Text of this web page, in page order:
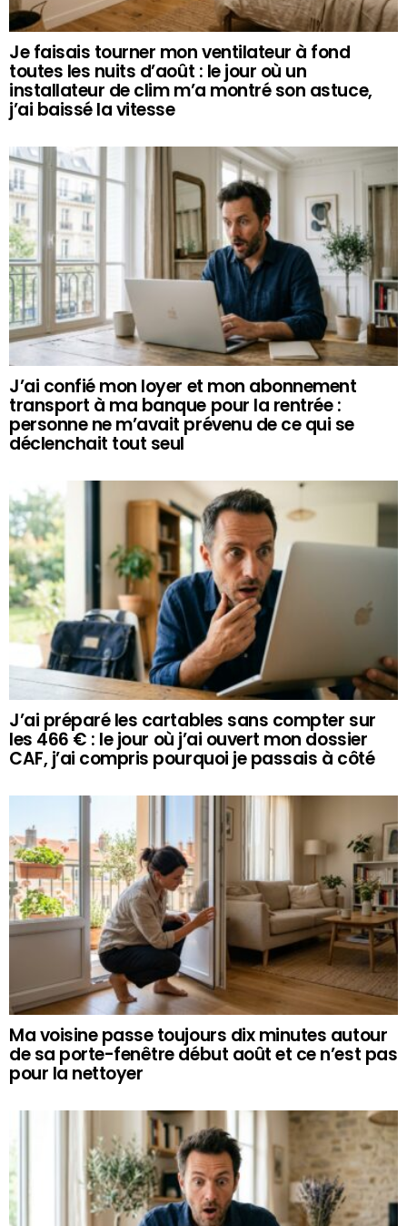
Je faisais tourner mon ventilateur à fond
toutes les nuits d’août : le jour où un
installateur de clim m’a montré son astuce,
j’ai baissé la vitesse
J’ai confié mon loyer et mon abonnement
transport à ma banque pour la rentrée :
personne ne m’avait prévenu de ce qui se
déclenchait tout seul
J’ai préparé les cartables sans compter sur
les 466 € : le jour où j’ai ouvert mon dossier
CAF, j’ai compris pourquoi je passais à côté
Ma voisine passe toujours dix minutes autour
de sa porte-fenêtre début août et ce n’est pas
pour la nettoyer